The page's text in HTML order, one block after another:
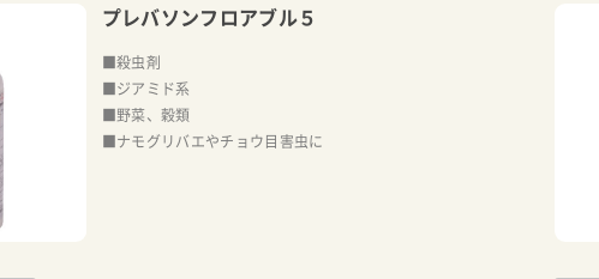
プレバソンフロアブル５
■殺虫剤
■ジアミド系
■野菜、穀類
■ナモグリバエやチョウ目害虫に